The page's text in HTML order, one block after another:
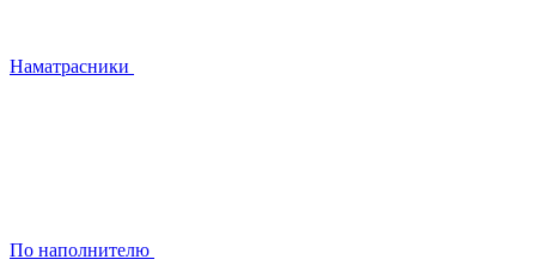
Наматрасники
По наполнителю